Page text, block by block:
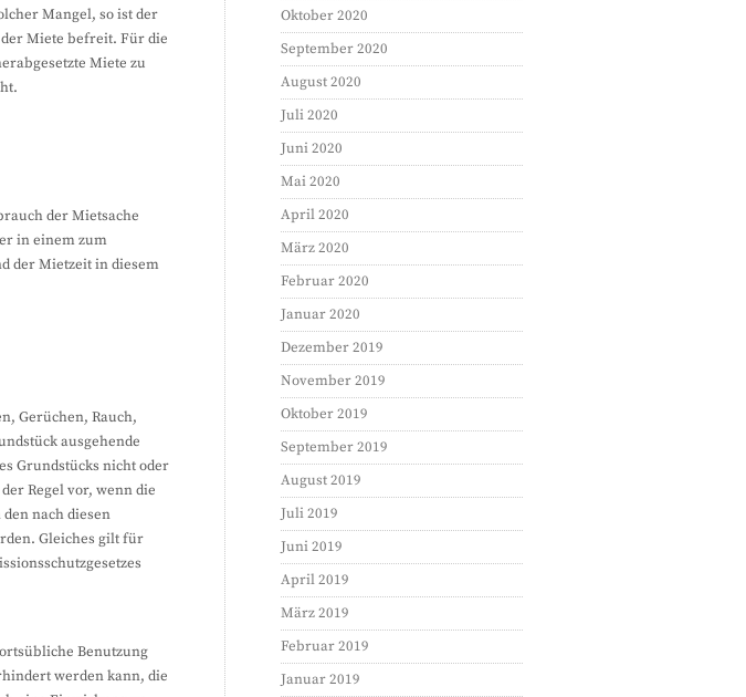
Mangel, so ist der
Miete befreit. Für die
Miete zu
der Mietsache
in einem zum
der Mietzeit in diesem
Gerüchen, Rauch,
ausgehende
Grundstücks nicht oder
Regel vor, wenn die
nach diesen
Gleiches gilt für
Benutzung
werden kann, die
Oktober 2020
September 2020
August 2020
Juli 2020
Juni 2020
Mai 2020
April 2020
März 2020
Februar 2020
Januar 2020
Dezember 2019
November 2019
Oktober 2019
September 2019
August 2019
Juli 2019
Juni 2019
April 2019
März 2019
Februar 2019
Januar 2019